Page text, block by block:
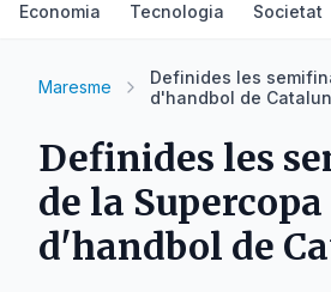
Economia Tecnologia Societat
Maresme
Definides les
d'handbol de
Definides les
de la Supercopa
d'handbol de